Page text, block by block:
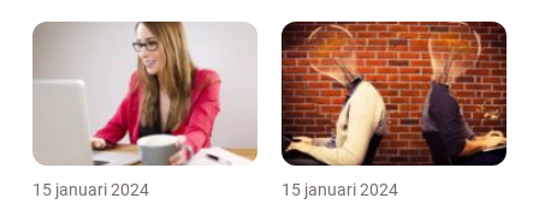
15 januari 2024 15 januari 2024